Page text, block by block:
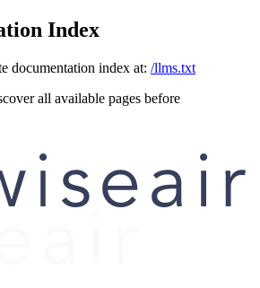
Index
documentation index at: /llms.txt
all available pages before